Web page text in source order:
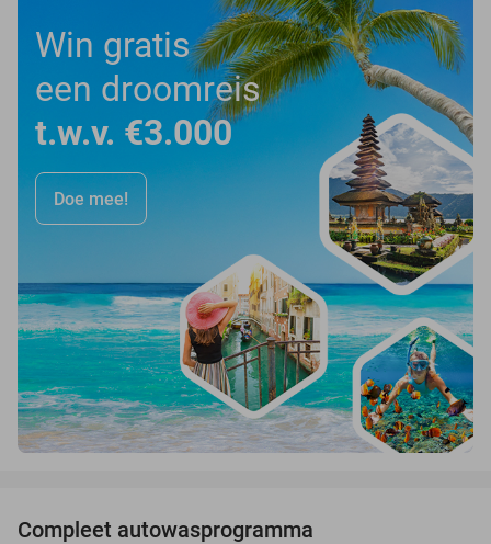
Win gratis
een droomreis
t.w.v. €3.000
Doe mee!
Compleet autowasprogramma